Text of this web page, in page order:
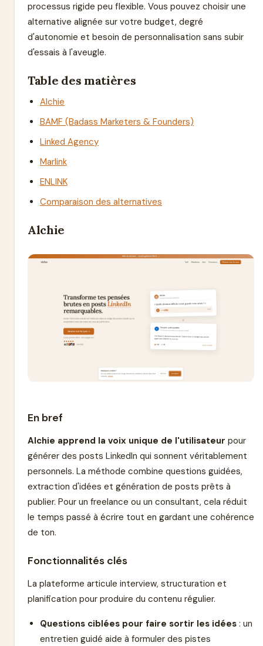
processus rigide peu flexible. Vous pouvez choisir une
alternative alignée sur votre budget, degré
d'autonomie et besoin de personnalisation sans subir
d'essais à l'aveugle.
Table des matières
Alchie
BAMF (Badass Marketers & Founders)
Linked Agency
Marlink
ENLINK
Comparaison des alternatives
Alchie
En bref
Alchie apprend la voix unique de l'utilisateur pour
générer des posts LinkedIn qui sonnent véritablement
personnels. La méthode combine questions guidées,
extraction d'idées et génération de posts prêts à
publier. Pour un freelance ou un consultant, cela réduit
le temps passé à écrire tout en gardant une cohérence
de ton.
Fonctionnalités clés
La plateforme articule interview, structuration et
planification pour produire du contenu régulier.
Questions ciblées pour faire sortir les idées: un
entretien guidé aide à formuler des pistes